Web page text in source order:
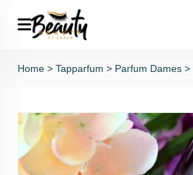
Home > Tapparfum > Parfum Dames >